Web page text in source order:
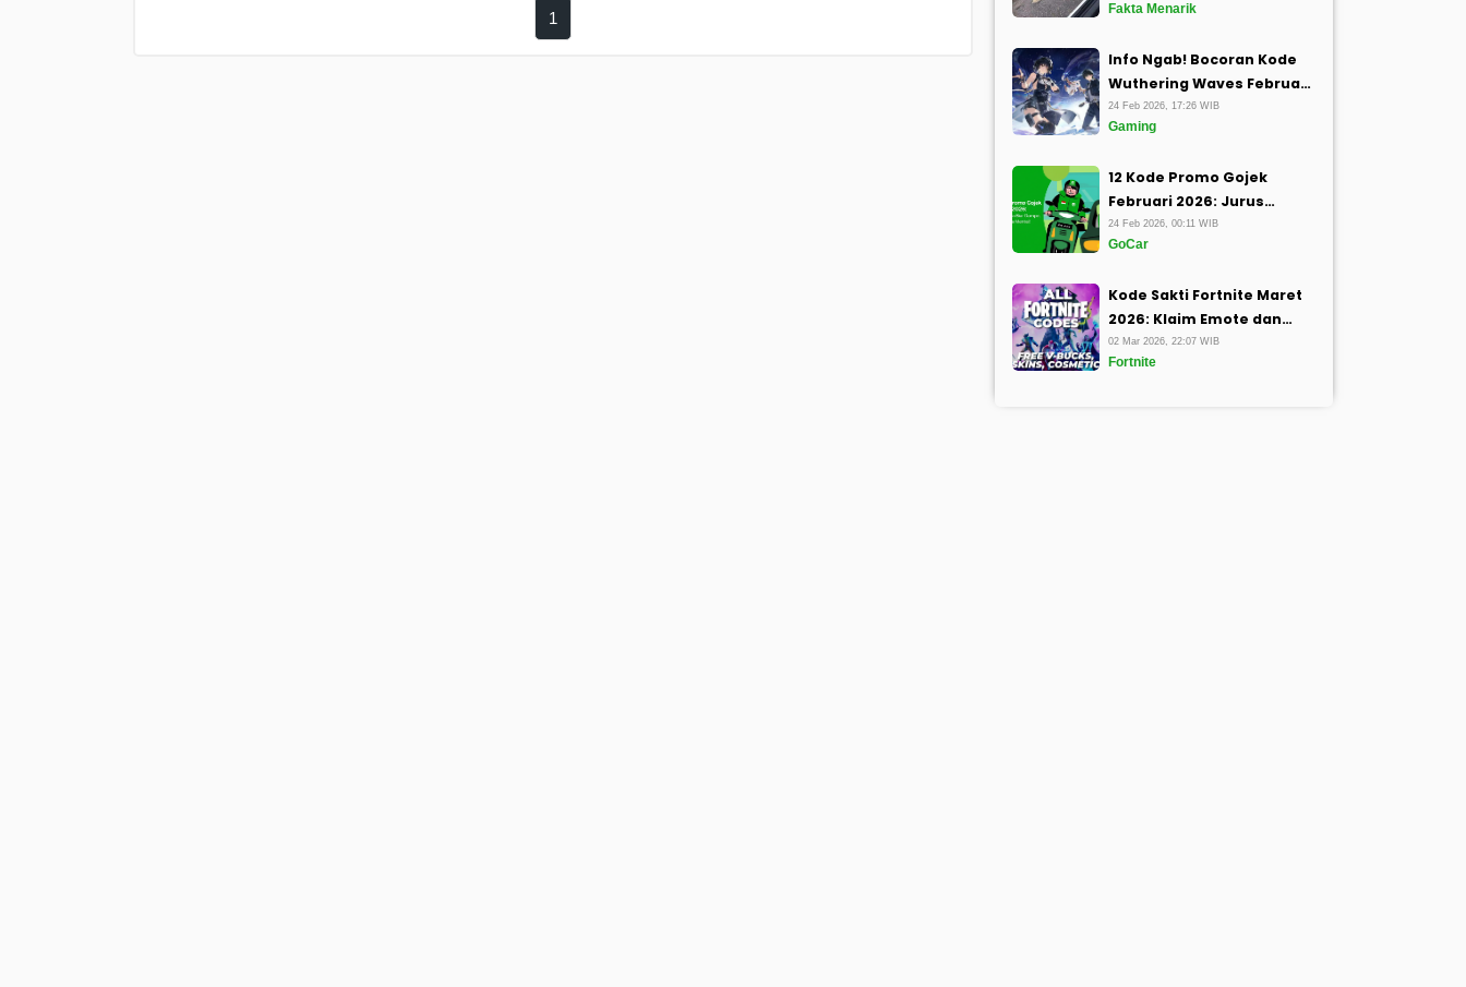
1
Tingkat Dewa
Fakta Menarik
Info Ngab! Bocoran Kode
Wuthering Waves Februari
2026 Plus Cara Gampang
Klaimnya
24 Feb 2026, 17:26 WIB
Gaming
12 Kode Promo Gojek
Februari 2026: Jurus
Rahasia Biar Dompet
Nggak Kena Mental!
24 Feb 2026, 00:11 WIB
GoCar
Kode Sakti Fortnite Maret
2026: Klaim Emote dan
Skin Baru Sekarang Juga
02 Mar 2026, 22:07 WIB
Fortnite